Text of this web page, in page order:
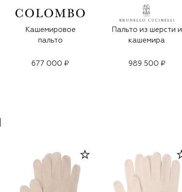
Кашемировое
пальто
677 000 ₽
Пальто из шерсти и
кашемира
989 500 ₽